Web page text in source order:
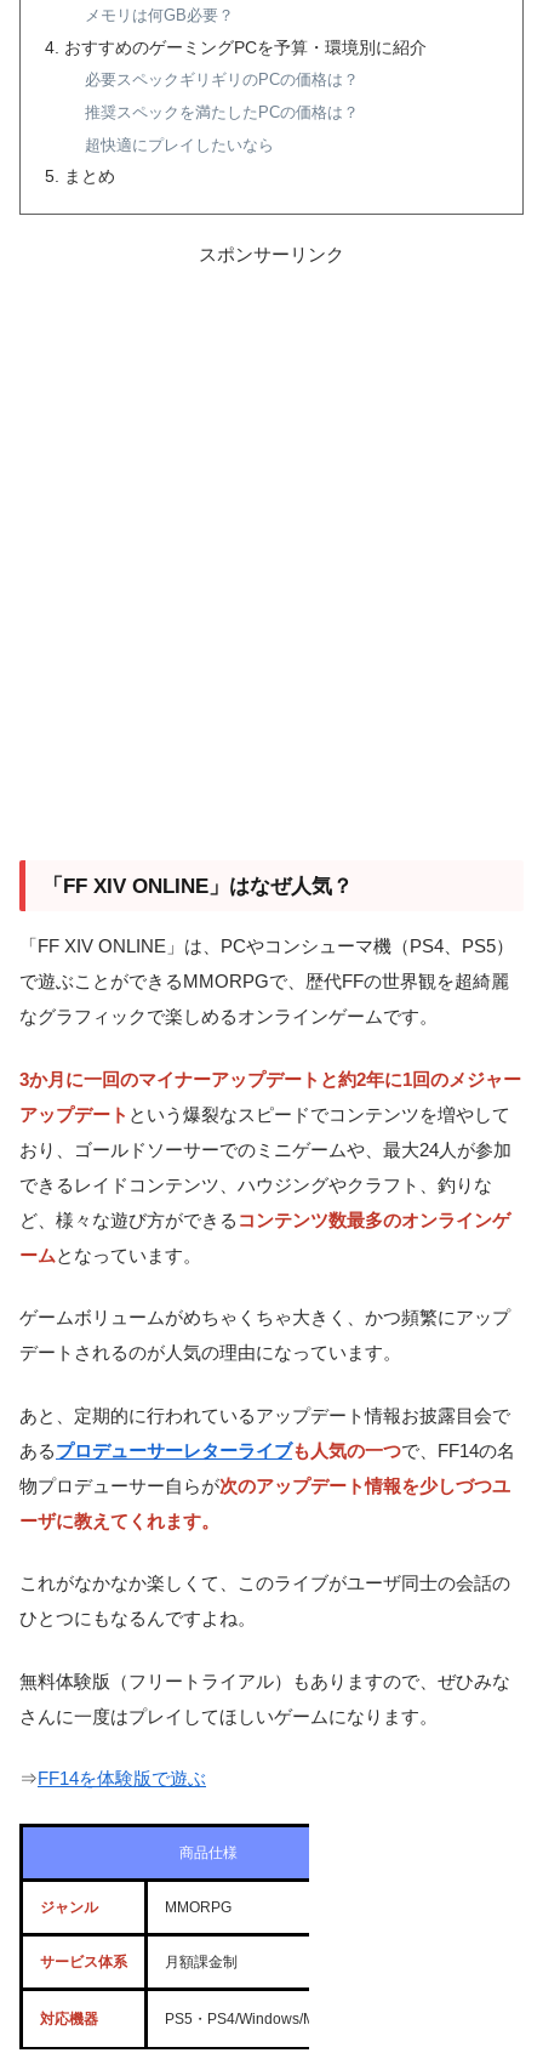
メモリは何GB必要？
おすすめのゲーミングPCを予算・環境別に紹介
必要スペックギリギリのPCの価格は？
推奨スペックを満たしたPCの価格は？
超快適にプレイしたいなら
まとめ
スポンサーリンク
「FF XIV ONLINE」はなぜ人気？
「FF XIV ONLINE」は、PCやコンシューマ機（PS4、PS5）
で遊ぶことができるMMORPGで、歴代FFの世界観を超綺麗
なグラフィックで楽しめるオンラインゲームです。
3か月に一回のマイナーアップデートと約2年に1回のメジャー
アップデート という爆裂なスピードでコンテンツを増やして
おり、ゴールドソーサーでのミニゲームや、最大24人が参加
できるレイドコンテンツ、ハウジングやクラフト、釣りな
ど、様々な遊び方ができる コンテンツ数最多のオンラインゲ
ームとなっています。
ゲームボリュームがめちゃくちゃ大きく、かつ頻繁にアップ
デートされるのが人気の理由になっています。
あと、定期的に行われているアップデート情報お披露目会で
あるプロデューサーレターライブも人気の一つで、FF14の名
物プロデューサー自らが次のアップデート情報を少しづつユ
ーザに教えてく れます。
これがなかなか楽しくて、このライブがユーザ同士の会話の
ひとつにもなるんですよね。
無料体験版（フリートライアル）もありますので、ぜひみな
さんに一度はプレイしてほしいゲームになります。
⇒FF14を体験版で遊ぶ
商品仕様
ジャンル MMORPG
サービス体系 月額課金制
対応機器 PS5・PS4/Windows/Mac/Steam